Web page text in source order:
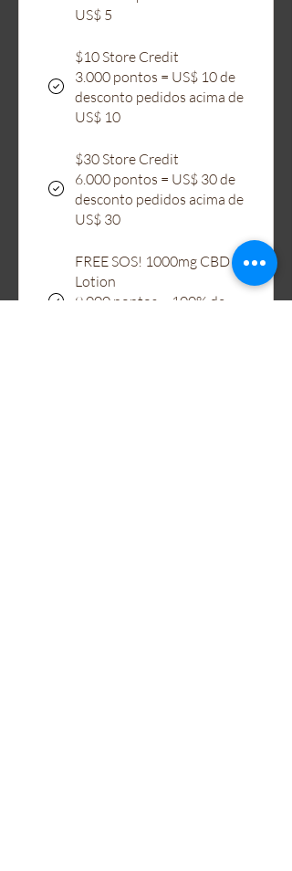
US$ 5
$10 Store Credit
3.000 pontos = US$ 10 de
desconto pedidos acima de
US$ 10
$30 Store Credit
6.000 pontos = US$ 30 de
desconto pedidos acima de
US$ 30
FREE SOS! 1000mg CBD
Lotion
9.000 pontos = 100% de